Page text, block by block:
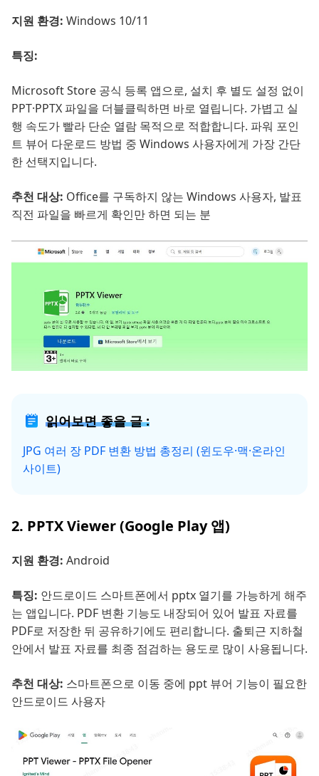
지원 환경: Windows 10/11
특징:
Microsoft Store 공식 등록 앱으로, 설치 후 별도 설정 없이
PPT·PPTX 파일을 더블클릭하면 바로 열립니다. 가볍고 실
행 속도가 빨라 단순 열람 목적으로 적합합니다. 파워 포인
트 뷰어 다운로드 방법 중 Windows 사용자에게 가장 간단
한 선택지입니다.
추천 대상: Office를 구독하지 않는 Windows 사용자, 발표
직전 파일을 빠르게 확인만 하면 되는 분
읽어보면 좋을 글 :
JPG 여러 장 PDF 변환 방법 총정리 (윈도우·맥·온라인
사이트)
2. PPTX Viewer (Google Play 앱)
지원 환경: Android
특징: 안드로이드 스마트폰에서 pptx 열기를 가능하게 해주
는 앱입니다. PDF 변환 기능도 내장되어 있어 발표 자료를
PDF로 저장한 뒤 공유하기에도 편리합니다. 출퇴근 지하철
안에서 발표 자료를 최종 점검하는 용도로 많이 사용됩니다.
추천 대상: 스마트폰으로 이동 중에 ppt 뷰어 기능이 필요한
안드로이드 사용자